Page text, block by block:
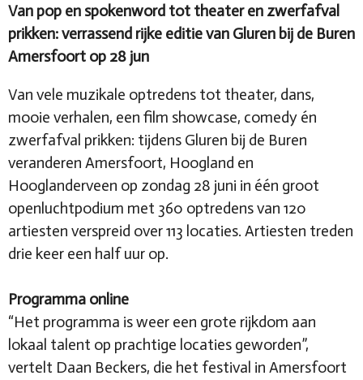
Van pop en spokenword tot theater en zwerfafval
prikken: verrassend rijke editie van Gluren bij de Buren
Amersfoort op 28 jun
Van vele muzikale optredens tot theater, dans,
mooie verhalen, een film showcase, comedy én
zwerfafval prikken: tijdens Gluren bij de Buren
veranderen Amersfoort, Hoogland en
Hooglanderveen op zondag 28 juni in één groot
openluchtpodium met 360 optredens van 120
artiesten verspreid over 113 locaties. Artiesten treden
drie keer een half uur op.
Programma online
“Het programma is weer een grote rijkdom aan
lokaal talent op prachtige locaties geworden”,
vertelt Daan Beckers, die het festival in Amersfoort